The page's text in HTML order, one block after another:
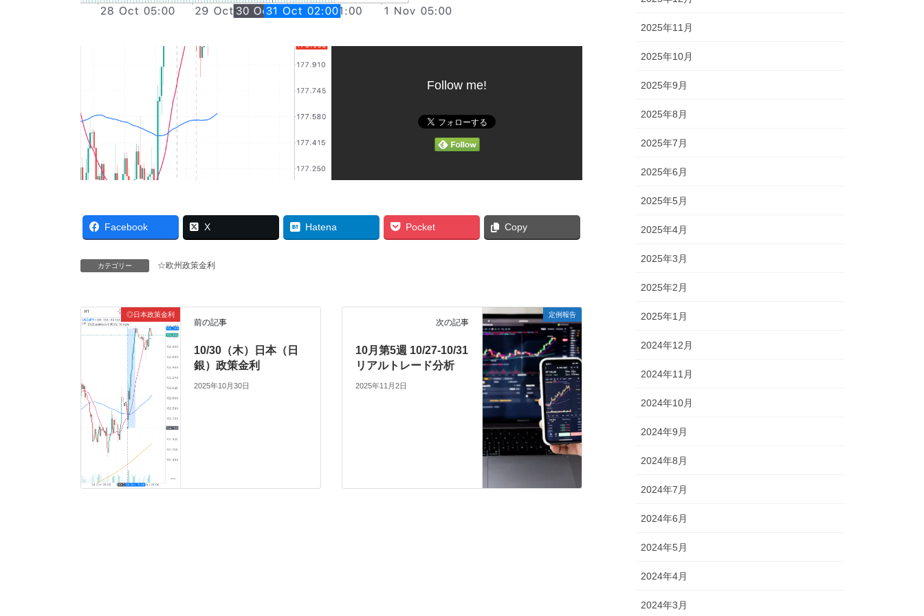
Follow me!
Facebook X Hatena Pocket Copy
カテゴリー ☆欧州政策金利
◎日本政策金利
前の記事
10/30（木）日本（日
銀）政策金利
2025年10月30日
定例報告
次の記事
10月第5週 10/27-10/31
リアルトレード分析
2025年11月2日
2025年11月
2025年10月
2025年9月
2025年8月
2025年7月
2025年6月
2025年5月
2025年4月
2025年3月
2025年2月
2025年1月
2024年12月
2024年11月
2024年10月
2024年9月
2024年8月
2024年7月
2024年6月
2024年5月
2024年4月
2024年3月